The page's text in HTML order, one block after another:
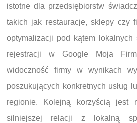
istotne dla przedsiębiorstw
takich jak restauracje, sklepy czy
optymalizacji pod kątem lokalnych
rejestracji w Google Moja
widoczność firmy w wynikach
poszukujących konkretnych usług
regionie. Kolejną korzyścią jest
silniejszej relacji z lokalną